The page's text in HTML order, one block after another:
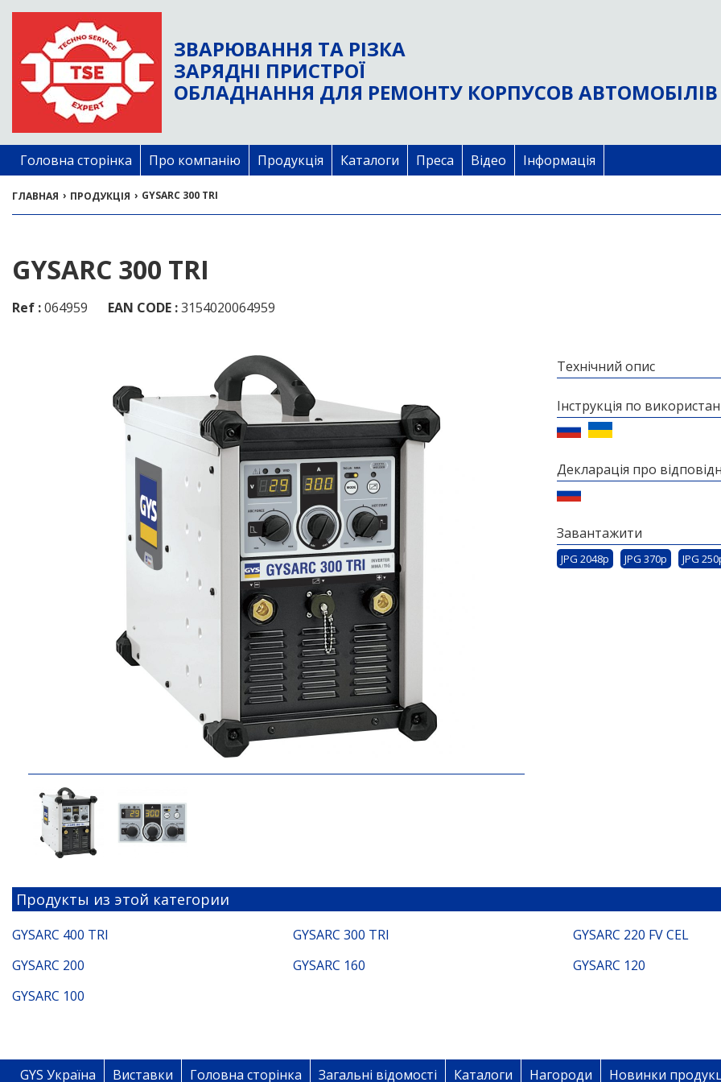
ЗВАРЮВАННЯ ТА РІЗКА
ЗАРЯДНІ ПРИСТРОЇ
ОБЛАДНАННЯ ДЛЯ РЕМОНТУ КОРПУСОВ АВТОМОБІЛІВ
Головна сторінка Про компанію Продукція Каталоги Преса Відео Інформація
ГЛАВНАЯ › ПРОДУКЦІЯ › GYSARC 300 TRI
GYSARC 300 TRI
Ref :064959 EAN CODE :3154020064959
Технічний опис
Інструкція по
Декларація про
Завантажити
JPG 2048p JPG 370p JPG
Продукты из этой категории
GYSARC 400 TRI GYSARC 300 TRI
GYSARC 220 FV CEL
GYSARC 200
GYSARC 160
GYSARC 120
GYSARC 100
GYS Україна Виставки Головна сторінка Загальні відомості Каталоги Нагороди Новинки